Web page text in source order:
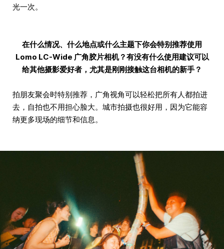
光一次。
在什么情况、什么地点或什么主题下你会特别推荐使用
Lomo LC-Wide 广角胶片相机？有没有什么使用建议可以
给其他摄影爱好者，尤其是刚刚接触这台相机的新手？
拍朋友聚会时特别推荐，广角视角可以轻松把所有人都拍进
去，自拍也不用担心脸大。城市拍摄也很好用，因为它能容
纳更多现场的细节和信息。